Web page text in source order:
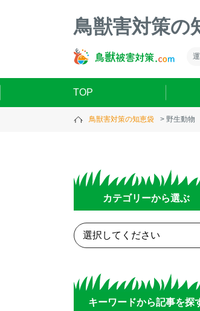
鳥獣害対策の
TOP
鳥獣害対策の知恵袋 野生動物
カテゴリーから選ぶ
キーワードから記事を探